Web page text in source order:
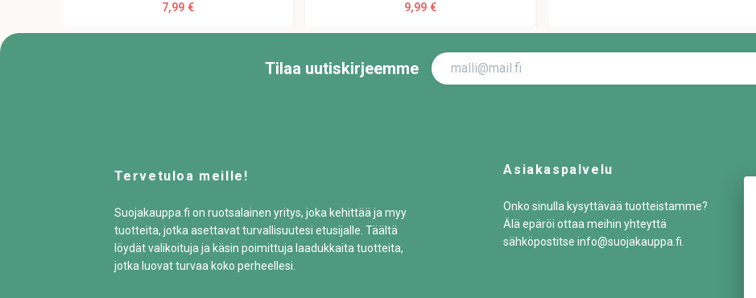
7,99 €
9,99 €
Tilaa uutiskirjeemme
Tervetuloa meille!
Suojakauppa.fi on ruotsalainen yritys, joka kehittää ja myy
tuotteita, jotka asettavat turvallisuutesi etusijalle. Täältä
löydät valikoituja ja käsin poimittuja laadukkaita tuotteita,
jotka luovat turvaa koko perheellesi.
Asiakaspalvelu
Onko sinulla kysyttävää tuotteistamme?
Älä epäröi ottaa meihin yhteyttä
sähköpostitseinfo@suojakauppa.fi